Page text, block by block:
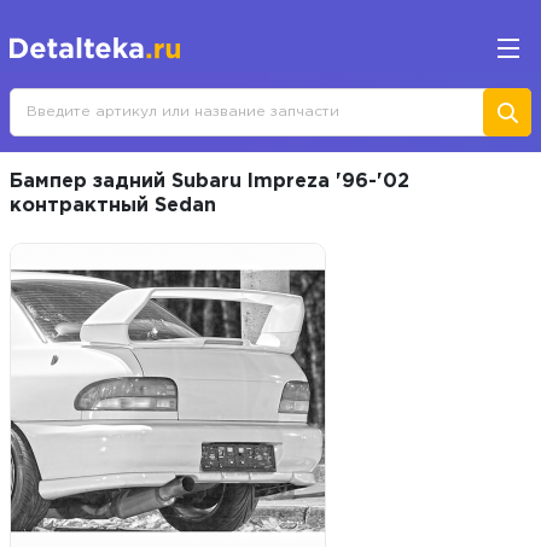
Бампер задний Subaru Impreza '96-'02
контрактный Sedan